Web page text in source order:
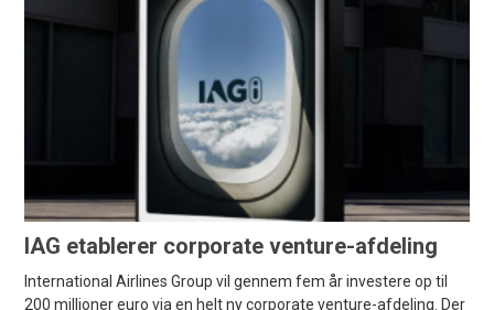
IAG etablerer corporate venture-afdeling
International Airlines Group vil gennem fem år investere op til
200 millioner euro via en helt ny corporate venture-afdeling. Der